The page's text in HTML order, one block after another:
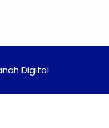
Digital